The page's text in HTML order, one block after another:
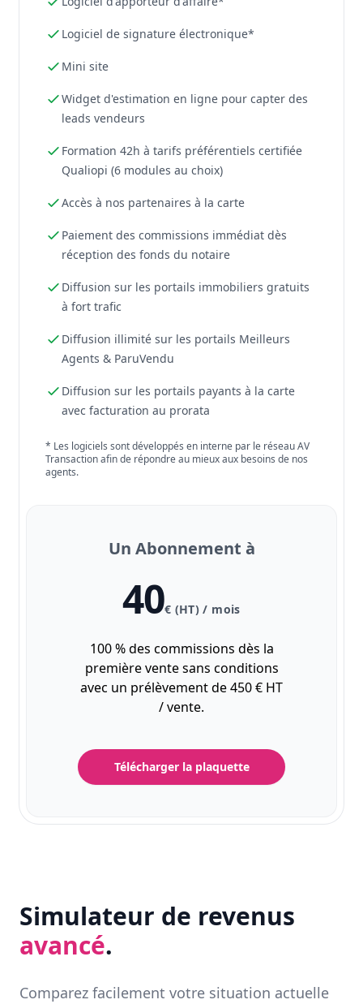
Logiciel de signature électronique*
Mini site
Widget d'estimation en ligne pour capter des
leads vendeurs
Formation 42h à tarifs préférentiels certifiée
Qualiopi (6 modules au choix)
Accès à nos partenaires à la carte
Paiement des commissions immédiat dès
réception des fonds du notaire
Diffusion sur les portails immobiliers gratuits
à fort trafic
Diffusion illimité sur les portails Meilleurs
Agents & ParuVendu
Diffusion sur les portails payants à la carte
avec facturation au prorata
* Les logiciels sont développés en interne par le réseau AV
Transaction afin de répondre au mieux aux besoins de nos
agents.
Un Abonnement à
40€ (HT) / mois
100 % des commissions dès la
première vente sans conditions
avec un prélèvement de 450 € HT
/ vente.
Télécharger la plaquette
Simulateur de revenus
avancé.
Comparez facilement votre situation actuelle